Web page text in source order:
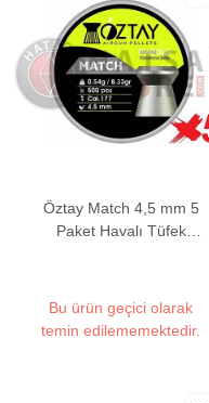
Öztay Match 4,5 mm 5
Paket Havalı Tüfek
Bu ürün geçici olarak
temin edilememektedir.